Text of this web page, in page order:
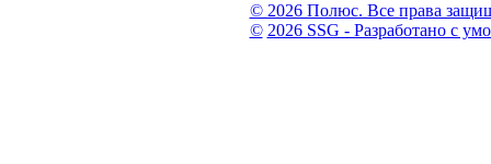
© 2026 Полюс. Все права
© 2026 SSG - Разработано с